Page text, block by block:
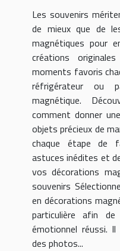
Les souvenirs
de mieux que de
magnétiques pour
créations
moments favoris
réfrigérateur ou
magnétique.
comment donner
objets précieux de
chaque étape de
astuces inédites et
vos décorations
souvenirs
en décorations
particulière afin
émotionnel réussi.
des photos...